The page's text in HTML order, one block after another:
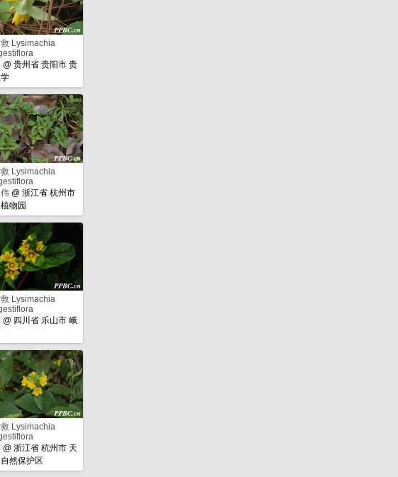
Lysimachia
@贵州省 贵阳市 贵
Lysimachia
@浙江省 杭州市
物园
Lysimachia
@四川省 乐山市 峨
Lysimachia
@浙江省 杭州市 天
然保护区